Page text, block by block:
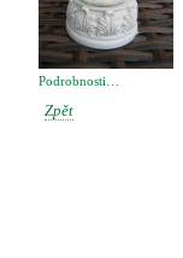
Podrobnosti…
Zpět